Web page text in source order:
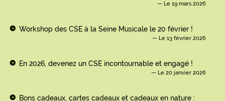
Le 19 mars 2026
Workshop des CSE à la Seine Musicale le 20 février !
Le 13 février 2026
En 2026, devenez un CSE incontournable et engagé !
Le 20 janvier 2026
Bons cadeaux, cartes cadeaux et cadeaux en nature :